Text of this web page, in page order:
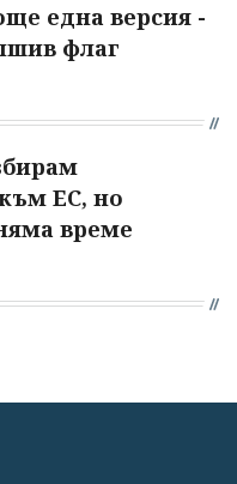
една версия -
флаг
ЕС, но
време